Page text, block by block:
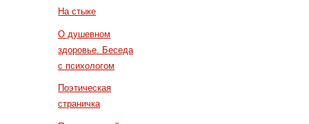
На стыке
О душевном
здоровье. Беседа
с психологом
Поэтическая
страничка